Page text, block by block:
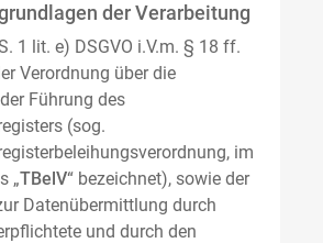
der Verarbeitung
1 lit. e) DSGVO i.V.m. § 18 ff.
Verordnung über die
Führung des
(sog.
im
„TBelV“ bezeichnet), sowie der
Datenübermittlung durch
und durch den